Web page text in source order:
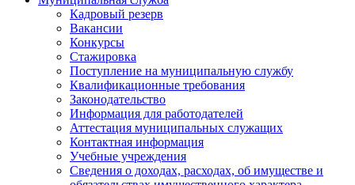
Кадровый резерв
Вакансии
Конкурсы
Стажировка
Поступление на муниципальную службу
Квалификационные требования
Законодательство
Информация для работодателей
Аттестация муниципальных служащих
Контактная информация
Учебные учреждения
Сведения о доходах, расходах, об имуществе и